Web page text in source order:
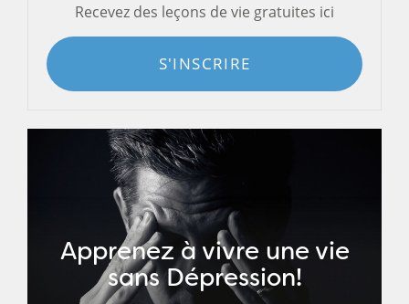
Recevez des leçons de vie gratuites ici
S'INSCRIRE
Apprenez à vivre une vie
sans Dépression!